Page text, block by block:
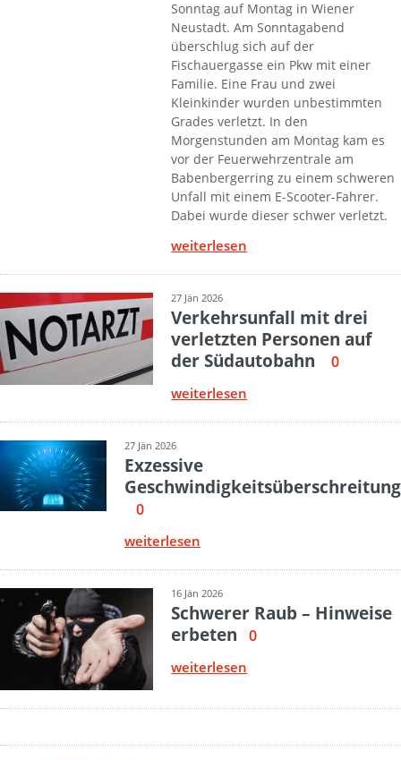
Sonntag auf Montag in Wiener
Neustadt. Am Sonntagabend
überschlug sich auf der
Fischauergasse ein Pkw mit einer
Familie. Eine Frau und zwei
Kleinkinder wurden unbestimmten
Grades verletzt. In den
Morgenstunden am Montag kam es
vor der Feuerwehrzentrale am
Babenbergerring zu einem schweren
Unfall mit einem E-Scooter-Fahrer.
Dabei wurde dieser schwer verletzt.
weiterlesen
27 Jän 2026
Verkehrsunfall mit drei
verletzten Personen auf
der Südautobahn
0
weiterlesen
27 Jän 2026
Exzessive
Geschwindigkeitsüberschreitung
0
weiterlesen
16 Jän 2026
Schwerer Raub – Hinweise
erbeten
0
weiterlesen